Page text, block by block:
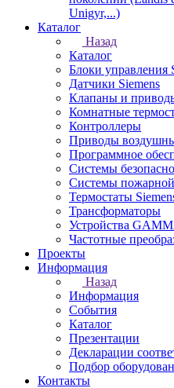
Unigyr,...)
Каталог
Назад
Каталог
Блоки управления
Датчики Siemens
Клапаны и
Комнатные
Контроллеры
Приводы
Программное
Системы
Системы
Термостаты
Трансформаторы
Устройства
Частотные
Проекты
Информация
Назад
Информация
События
Каталог
Презентации
Декларации
Подбор
Контакты